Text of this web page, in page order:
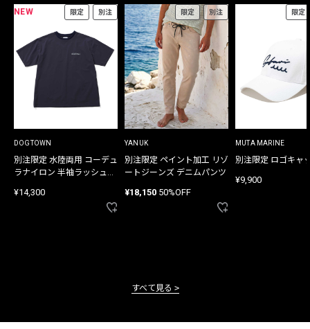
NEW 限定 別注
DOGTOWN
別注限定 水陸両用 コーデュ
ラナイロン 半袖ラッシュガ
¥14,300
限定 別注
YANUK
別注限定 ペイント加工 リゾ
ートジーンズ デニムパンツ
¥18,150 50%OFF
限定
MUTA MARINE
別注限定 ロゴキャ
¥9,900
すべて見る